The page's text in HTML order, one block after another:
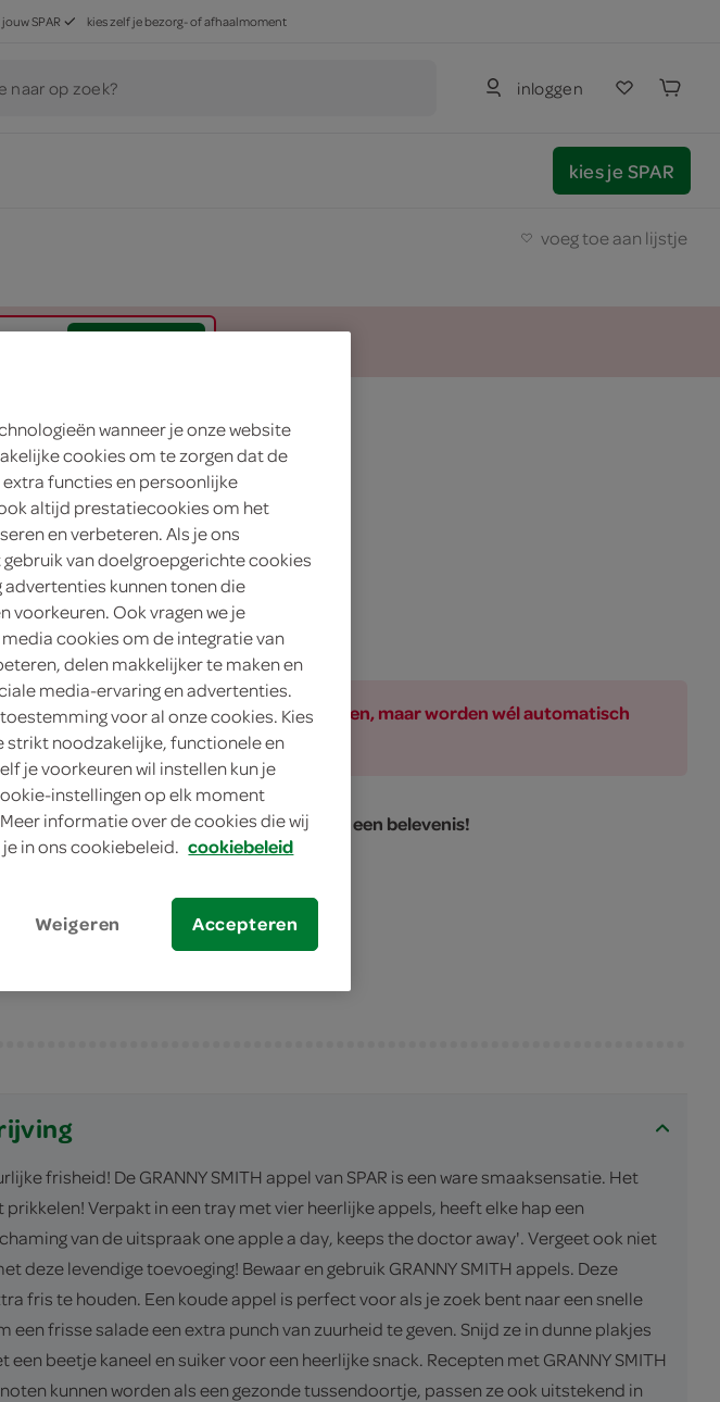
SPAR kies zelf je bezorg- of afhaalmoment
naar op zoek? inloggen
kies je SPAR
voeg toe aan lijstje
Smith appel
zijn niet zichtbaar bij de producten, maar worden wél automatisch
winkelmand.
SMITH: voor een frisse knisper, elke hap een belevenis!
zure smaaksensatie
barstensvol vitaminen
in recepten
frisheid! De GRANNY SMITH appel van SPAR is een ware smaaksensatie. Het
Verpakt in een tray met vier heerlijke appels, heeft elke hap een
van de uitspraak one apple a day, keeps the doctor away'. Vergeet ook niet
levendige toevoeging! Bewaar en gebruik GRANNY SMITH appels. Deze
fris te houden. Een koude appel is perfect voor als je zoek bent naar een snelle
frisse salade een extra punch van zuurheid te geven. Snijd ze in dunne plakjes
beetje kaneel en suiker voor een heerlijke snack. Recepten met GRANNY SMITH
kunnen worden als een gezonde tussendoortje, passen ze ook uitstekend in
wanneer je onze website
cookies om te zorgen dat de
functies en persoonlijke
altijd prestatiecookies om het
en verbeteren. Als je ons
van doelgroepgerichte cookies
advertenties kunnen tonen die
voorkeuren. Ook vragen we je
cookies om de integratie van
delen makkelijker te maken en
media-ervaring en advertenties.
voor al onze cookies. Kies
strikt noodzakelijke, functionele en
je voorkeuren wil instellen kun je
instellingen op elk moment
informatie over de cookies die wij
in ons cookiebeleid. cookiebeleid
Weigeren Accepteren